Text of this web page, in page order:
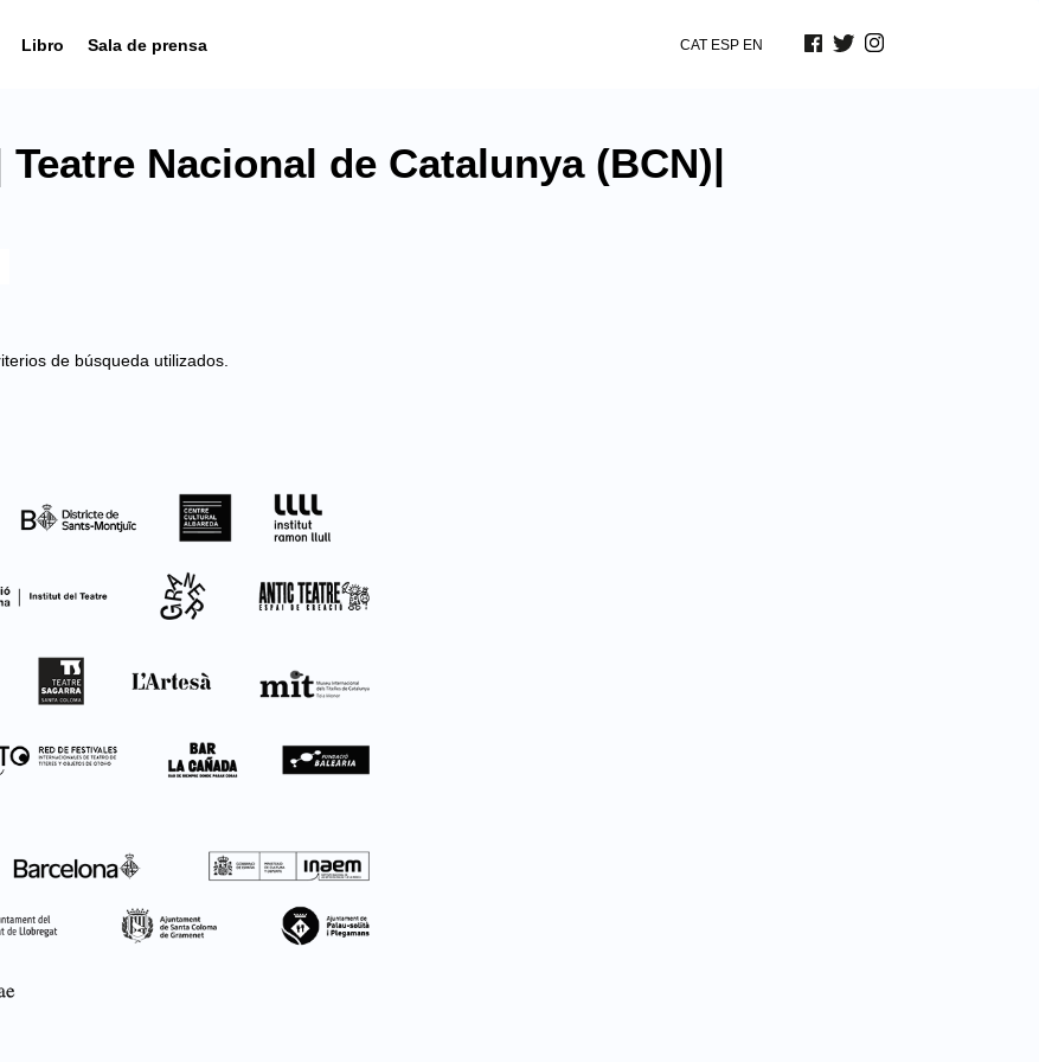
Libro Sala de prensa CAT ESP EN
Nacional de Catalunya (BCN)|
de búsqueda utilizados.